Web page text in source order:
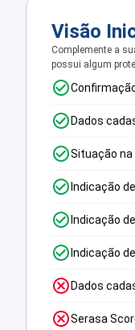
Visão
Complemente a
possui algum
Dados
Situação na
Indicação
Indicação
Indicação
Dados
Serasa